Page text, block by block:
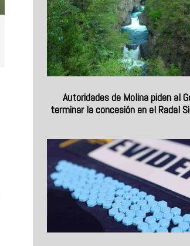
Autoridades de Molina piden al
terminar la concesión en el Radal